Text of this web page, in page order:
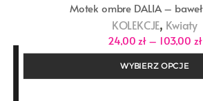
Motek ombre DALIA –
KOLEKCJE, Kwiaty
24,00 zł – 103,00 zł
WYBIERZ OPCJE